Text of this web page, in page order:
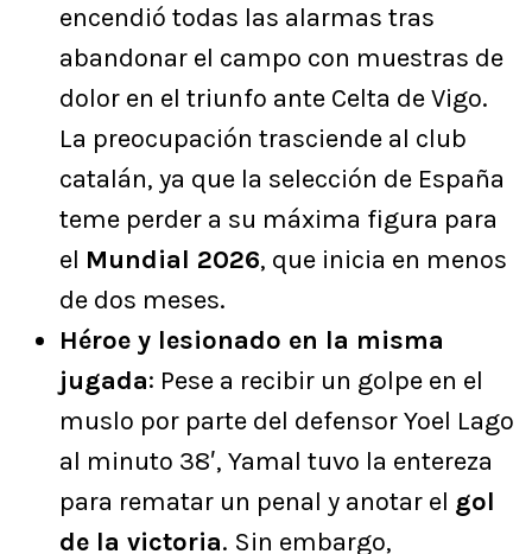
encendió todas las alarmas tras
abandonar el campo con muestras de
dolor en el triunfo ante Celta de Vigo.
La preocupación trasciende al club
catalán, ya que la selección de España
teme perder a su máxima figura para
el Mundial 2026, que inicia en menos
de dos meses.
Héroe y lesionado en la misma
jugada: Pese a recibir un golpe en el
muslo por parte del defensor Yoel Lago
al minuto 38′, Yamal tuvo la entereza
para rematar un penal y anotar el gol
de la victoria. Sin embargo,